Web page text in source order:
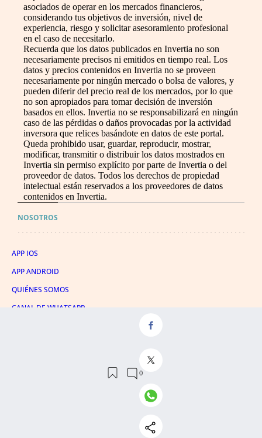
asociados de operar en los mercados financieros,
considerando tus objetivos de inversión, nivel de
experiencia, riesgo y solicitar asesoramiento profesional
en el caso de necesitarlo.
Recuerda que los datos publicados en Invertia no son
necesariamente precisos ni emitidos en tiempo real. Los
datos y precios contenidos en Invertia no se proveen
necesariamente por ningún mercado o bolsa de valores, y
pueden diferir del precio real de los mercados, por lo que
no son apropiados para tomar decisión de inversión
basados en ellos. Invertia no se responsabilizará en ningún
caso de las pérdidas o daños provocadas por la actividad
inversora que relices basándote en datos de este portal.
Queda prohibido usar, guardar, reproducir, mostrar,
modificar, transmitir o distribuir los datos mostrados en
Invertia sin permiso explícito por parte de Invertia o del
proveedor de datos. Todos los derechos de propiedad
intelectual están reservados a los proveedores de datos
contenidos en Invertia.
NOSOTROS
APP IOS
APP ANDROID
QUIÉNES SOMOS
CANAL DE WHATSAPP